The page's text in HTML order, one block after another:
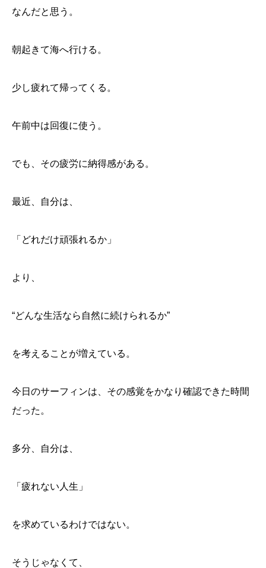
なんだと思う。
朝起きて海へ行ける。
少し疲れて帰ってくる。
午前中は回復に使う。
でも、その疲労に納得感がある。
最近、自分は、
「どれだけ頑張れるか」
より、
“どんな生活なら自然に続けられるか”
を考えることが増えている。
今日のサーフィンは、その感覚をかなり確認できた時間
だった。
多分、自分は、
「疲れない人生」
を求めているわけではない。
そうじゃなくて、